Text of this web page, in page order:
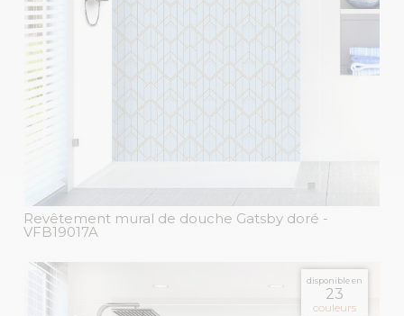
Revêtement mural de douche Gatsby doré -
VFB19017A
disponible en
23
couleurs